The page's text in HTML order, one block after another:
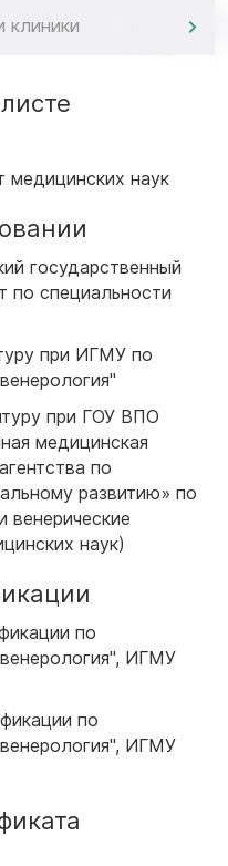
клиники
медицинских наук
государственный
по специальности
при ИГМУ по
при ГОУ ВПО
медицинская
по
развитию» по
венерические
наук)
по
ИГМУ
по
ИГМУ